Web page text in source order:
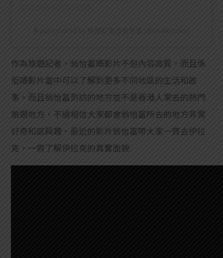
A post shared by 旅遊記者@翁怡富 (@iwalkutake)
作為旅遊記者，翁怡富嘅影片不但內容高質，而且係
佢嘅影片當中可以了解到更多不同地區的生活和故
事。而且翁怡富到訪的地方並不是香港人常去的熱門
旅遊地方，不過相信大家都會翁怡富所去的地方非常
好奇和感興趣。最近的影片翁怡富帶大家一齊去伊拉
克，一齊了解伊拉克的真實面貌.